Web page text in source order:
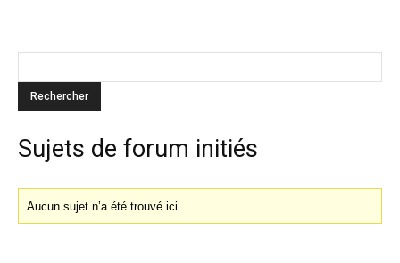
Sujets de forum initiés
Aucun sujet n’a été trouvé ici.